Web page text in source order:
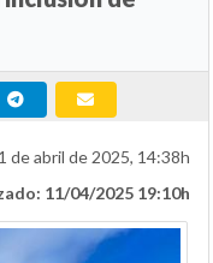
de abril de 2025, 14:38h
11/04/2025 19:10h